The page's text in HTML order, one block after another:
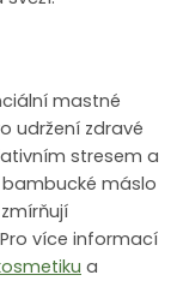
mastné
udržení zdravé
stresem a
máslo
více informací
a